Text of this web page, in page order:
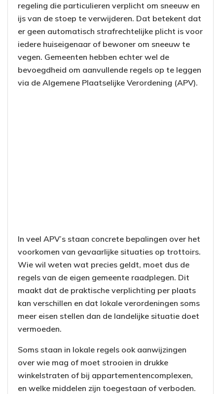
regeling die particulieren verplicht om sneeuw en
ijs van de stoep te verwijderen. Dat betekent dat
er geen automatisch strafrechtelijke plicht is voor
iedere huiseigenaar of bewoner om sneeuw te
vegen. Gemeenten hebben echter wel de
bevoegdheid om aanvullende regels op te leggen
via de Algemene Plaatselijke Verordening (APV).
In veel APV’s staan concrete bepalingen over het
voorkomen van gevaarlijke situaties op trottoirs.
Wie wil weten wat precies geldt, moet dus de
regels van de eigen gemeente raadplegen. Dit
maakt dat de praktische verplichting per plaats
kan verschillen en dat lokale verordeningen soms
meer eisen stellen dan de landelijke situatie doet
vermoeden.
Soms staan in lokale regels ook aanwijzingen
over wie mag of moet strooien in drukke
winkelstraten of bij appartementencomplexen,
en welke middelen zijn toegestaan of verboden.